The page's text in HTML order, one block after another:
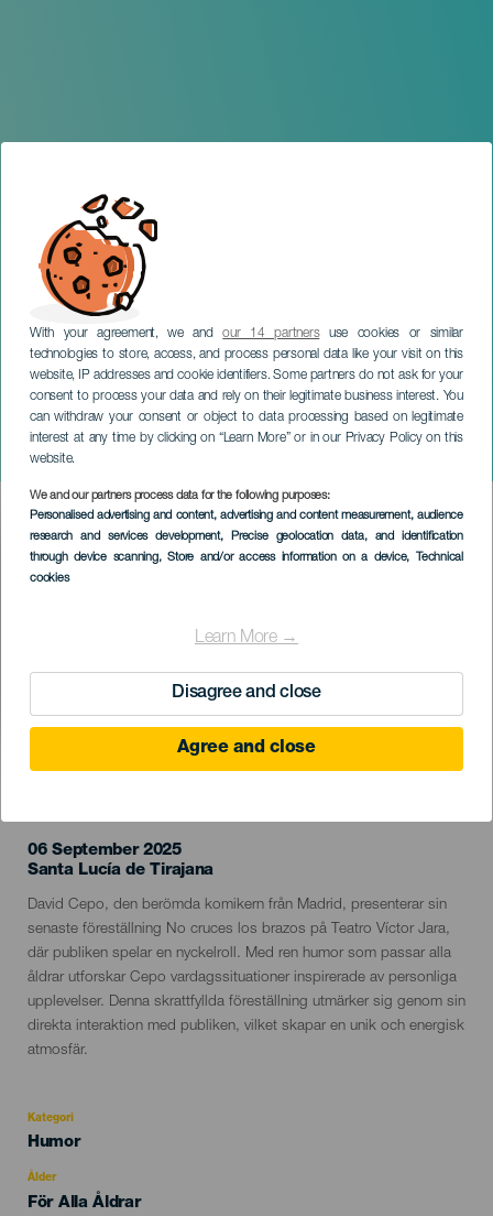
With your agreement, we andour 14 partnersuse cookies or similar
technologies to store, access, and process personal data like your visit on this
website, IP addresses and cookie identifiers. Some partners do not ask for your
consent to process your data and rely on their legitimate business interest. You
can withdraw your consent or object to data processing based on legitimate
interest at any time by clicking on “Learn More” or in our Privacy Policy on this
website.
We and our partners process data for the following purposes:
Personalised advertising and content, advertising and content measurement, audience
research and services development, Precise geolocation data, and identification
through device scanning, Store and/or access information on a device, Technical
cookies
Learn More →
Disagree and close
Agree and close
David Cepo: No cruces los
brazos
GRAN CANARIA
Imagen
Listado
06 September 2025
Localidad
Santa Lucía de Tirajana
Descripción
del
evento
David Cepo, den berömda komikern från Madrid, presenterar sin
senaste föreställning No cruces los brazos på Teatro Víctor Jara,
där publiken spelar en nyckelroll. Med ren humor som passar alla
åldrar utforskar Cepo vardagssituationer inspirerade av personliga
upplevelser. Denna skrattfyllda föreställning utmärker sig genom sin
direkta interaktion med publiken, vilket skapar en unik och energisk
atmosfär.
Kategori
Categoría
evento
Humor
Ålder
Edad
För Alla Åldrar